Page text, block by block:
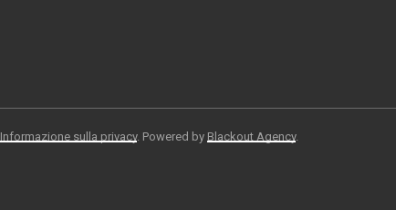
Informazione sulla privacy. Powered by Blackout Agency.